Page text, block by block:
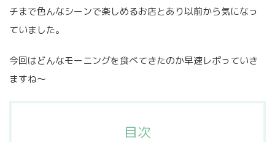
チまで色んなシーンで楽しめるお店とあり以前から気になっ
ていました。
今回はどんなモーニングを食べてきたのか早速レポっていき
ますね〜
目次